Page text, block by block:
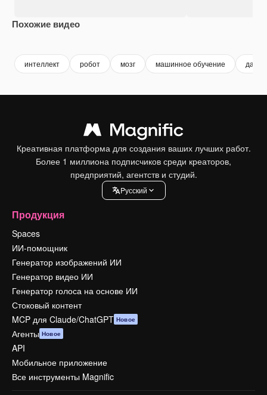
Похожие видео
интеллект робот мозг машинное обучение
Креативная платформа для создания ваших лучших работ.
Более 1 миллиона подписчиков среди креаторов,
предприятий, агентств и студий.
Pусский
Продукция
Spaces
ИИ-помощник
Генератор изображений ИИ
Генератор видео ИИ
Генератор голоса на основе ИИ
Стоковый контент
MCP для Claude/ChatGPT Новое
Агенты Новое
API
Мобильное приложение
Все инструменты Magnific